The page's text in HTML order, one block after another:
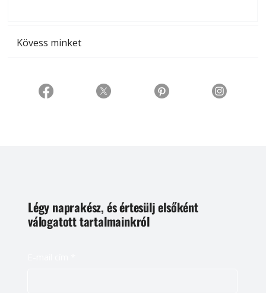
Kövess minket
Légy naprakész, és értesülj elsőként
válogatott tartalmainkról